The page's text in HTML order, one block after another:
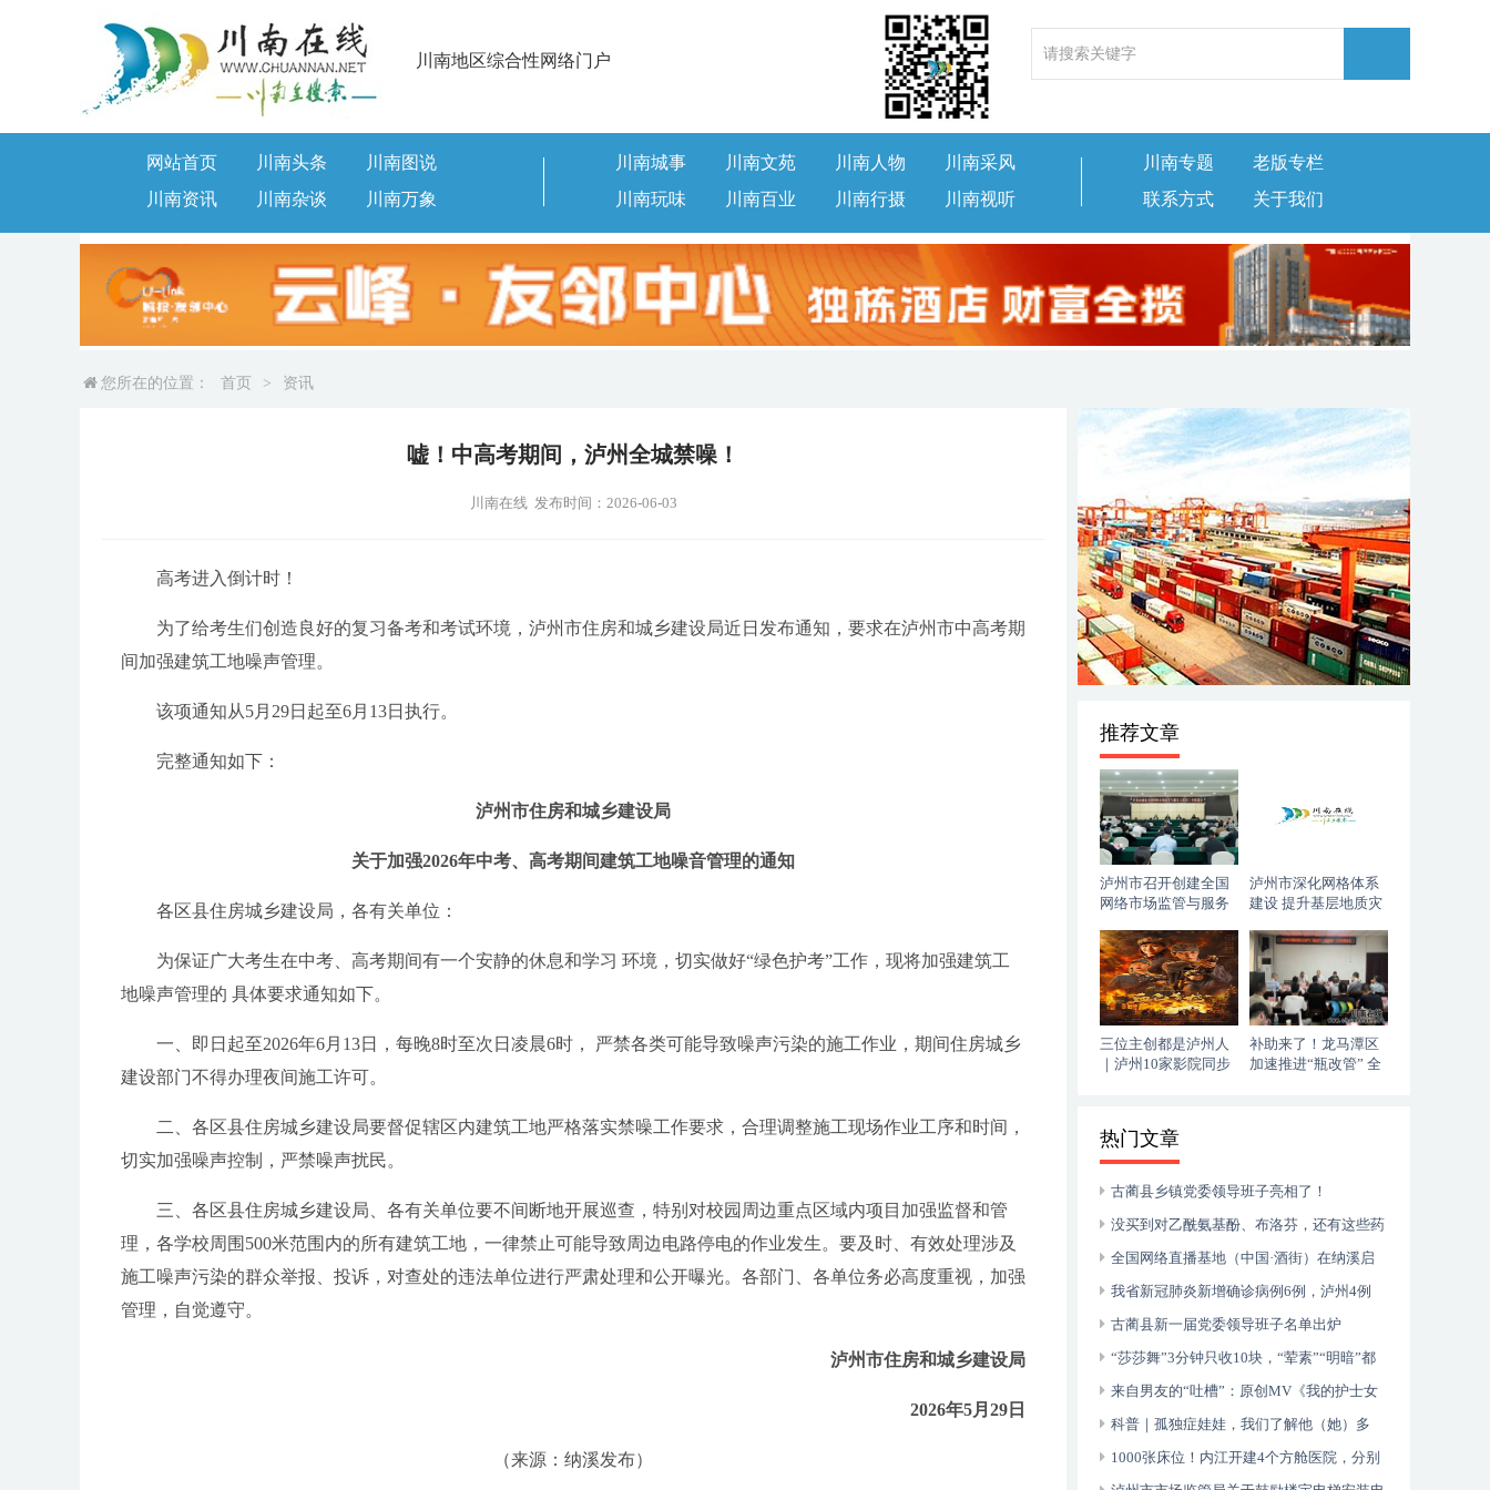
川南地区综合性网络门户
网站首页 川南头条
川南图说
川南资讯
川南杂谈 川南万象
川南城事 川南文苑 川南人物
川南采风
川南玩味
川南百业 川南行摄 川南视听
川南专题
老版专栏
联系方式
关于我们
您所在的位置： 首页 > 资讯
嘘！中高考期间，泸州全城禁噪！
川南在线 发布时间：2026-06-03
高考进入倒计时！
为了给考生们创造良好的复习备考和考试环境，泸州市住房和城乡建设局近日发布通知，要求在泸州市中高考期
间加强建筑工地噪声管理。
该项通知从5月29日起至6月13日执行。
完整通知如下：
泸州市住房和城乡建设局
关于加强2026年中考、高考期间建筑工地噪音管理的通知
各区县住房城乡建设局，各有关单位：
为保证广大考生在中考、高考期间有一个安静的休息和学习 环境，切实做好“绿色护考”工作，现将加强建筑工
地噪声管理的 具体要求通知如下。
一、即日起至2026年6月13日，每晚8时至次日凌晨6时， 严禁各类可能导致噪声污染的施工作业，期间住房城乡
建设部门不得办理夜间施工许可。
二、各区县住房城乡建设局要督促辖区内建筑工地严格落实禁噪工作要求，合理调整施工现场作业工序和时间，
切实加强噪声控制，严禁噪声扰民。
三、各区县住房城乡建设局、各有关单位要不间断地开展巡查，特别对校园周边重点区域内项目加强监督和管
理，各学校周围500米范围内的所有建筑工地，一律禁止可能导致周边电路停电的作业发生。要及时、有效处理涉及
施工噪声污染的群众举报、投诉，对查处的违法单位进行严肃处理和公开曝光。各部门、各单位务必高度重视，加强
管理，自觉遵守。
泸州市住房和城乡建设局
2026年5月29日
（来源：纳溪发布）
推荐文章
泸州市召开创建全国
网络市场监管与服务
泸州市深化网格体系
建设 提升基层地质灾
三位主创都是泸州人
｜泸州10家影院同步
补助来了！龙马潭区
加速推进“瓶改管” 全
热门文章
古蔺县乡镇党委领导班子亮相了！
没买到对乙酰氨基酚、布洛芬，还有这些药
可以临时替代
全国网络直播基地（中国·酒街）在纳溪启
动运行
我省新冠肺炎新增确诊病例6例，泸州4例
古蔺县新一届党委领导班子名单出炉
“莎莎舞”3分钟只收10块，“荤素”“明暗”都
有，还可以······
来自男友的“吐槽”：原创MV《我的护士女
友》今日上线！
科普｜孤独症娃娃，我们了解他（她）多
少？1000张床位！内江开建4个方舱医院，分别